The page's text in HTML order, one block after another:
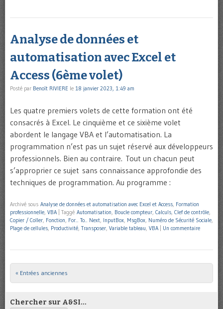
Analyse de données et
automatisation avec Excel et
Access (6ème volet)
Posté par Benoît RIVIERE le 18 janvier 2023, 1:49 am
Les quatre premiers volets de cette formation ont été
consacrés à Excel. Le cinquième et ce sixième volet
abordent le langage VBA et l’automatisation. La
programmation n’est pas un sujet réservé aux développeurs
professionnels. Bien au contraire. Tout un chacun peut
s’approprier ce sujet sans connaissance approfondie des
techniques de programmation. Au programme :
Archivé sous Analyse de données et automatisation avec Excel et Access, Formation
professionnelle, VBA Taggé Automatisation, Boucle compteur, Calculs, Clef de contrôle,
Copier / Coller, Fonction, For... To... Next, InputBox, MsgBox, Numéro de Sécurité Sociale,
Plage de cellules, Productivité, Transposer, Variable tableau, VBA Un commentaire
Post navigation
« Entrées anciennes
Chercher sur A&SI…